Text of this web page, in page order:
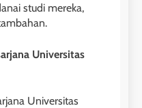
Kursus IELTS
studi mereka,
Universitas
Universitas